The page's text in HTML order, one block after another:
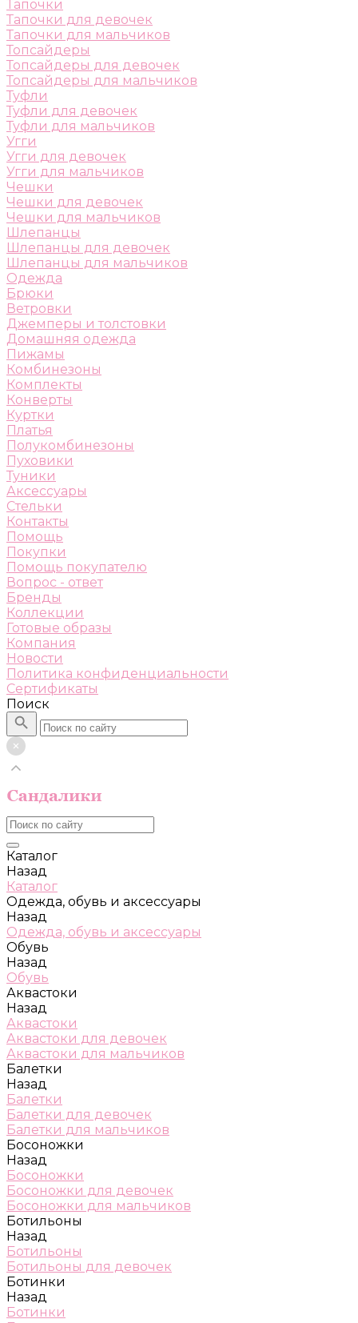
Тапочки
Тапочки для девочек
Тапочки для мальчиков
Топсайдеры
Топсайдеры для девочек
Топсайдеры для мальчиков
Туфли
Туфли для девочек
Туфли для мальчиков
Угги
Угги для девочек
Угги для мальчиков
Чешки
Чешки для девочек
Чешки для мальчиков
Шлепанцы
Шлепанцы для девочек
Шлепанцы для мальчиков
Одежда
Брюки
Ветровки
Джемперы и толстовки
Домашняя одежда
Пижамы
Комбинезоны
Комплекты
Конверты
Куртки
Платья
Полукомбинезоны
Пуховики
Туники
Аксессуары
Стельки
Контакты
Помощь
Покупки
Помощь покупателю
Вопрос - ответ
Бренды
Коллекции
Готовые образы
Компания
Новости
Политика конфиденциальности
Сертификаты
Поиск
Каталог
Назад
Каталог
Одежда, обувь и аксессуары
Назад
Одежда, обувь и аксессуары
Обувь
Назад
Обувь
Аквастоки
Назад
Аквастоки
Аквастоки для девочек
Аквастоки для мальчиков
Балетки
Назад
Балетки
Балетки для девочек
Балетки для мальчиков
Босоножки
Назад
Босоножки
Босоножки для девочек
Босоножки для мальчиков
Ботильоны
Назад
Ботильоны
Ботильоны для девочек
Ботинки
Назад
Ботинки